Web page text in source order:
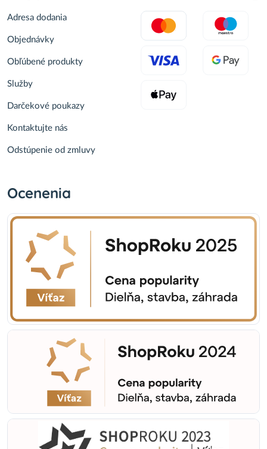
Adresa dodania
Objednávky
Obľúbené produkty
Služby
Darčekové poukazy
Kontaktujte nás
Odstúpenie od zmluvy
Ocenenia